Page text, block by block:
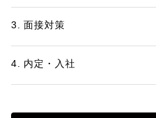
3. 面接対策
4. 内定・入社